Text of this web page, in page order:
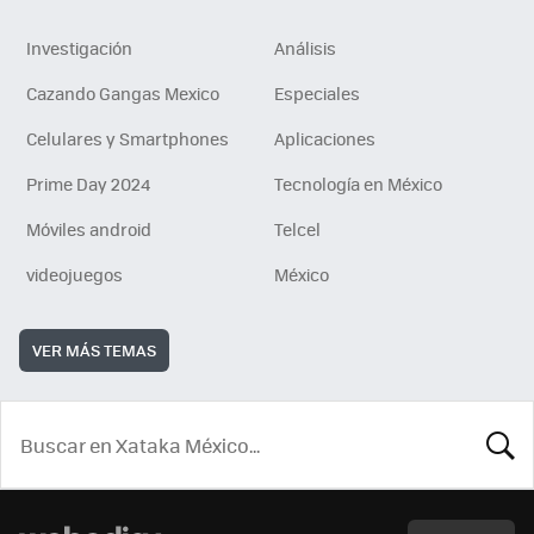
Investigación
Análisis
Cazando Gangas Mexico
Especiales
Celulares y Smartphones
Aplicaciones
Prime Day 2024
Tecnología en México
Móviles android
Telcel
videojuegos
México
VER MÁS TEMAS